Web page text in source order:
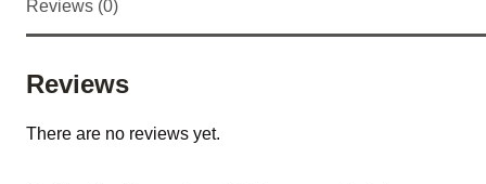
Reviews (0)
Reviews
There are no reviews yet.